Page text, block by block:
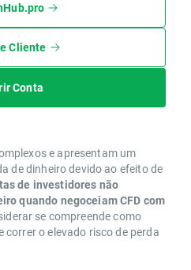
Cliente
Conta
e apresentam um
de dinheiro devido ao efeito de
de investidores não
quando negoceiam CFD com
se compreende como
correr o elevado risco de perda